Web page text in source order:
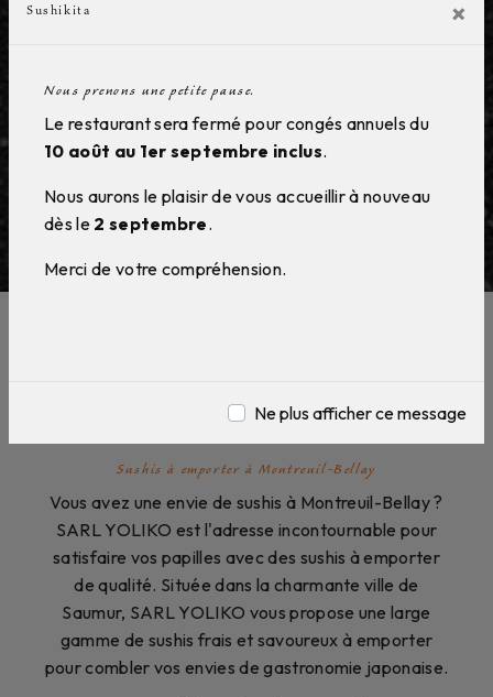
Sushikita ×
Nous prenons une petite pause.
Le restaurant sera fermé pour congés annuels du
10 août au 1er septembre inclus.
Nous aurons le plaisir de vous accueillir à nouveau
dès le 2 septembre.
Merci de votre compréhension.
Ne plus afficher ce message
Montreuil-Bellay
Sushis à emporter à Montreuil-Bellay
Vous avez une envie de sushis à Montreuil-Bellay ?
SARL YOLIKO est l'adresse incontournable pour
satisfaire vos papilles avec des sushis à emporter
de qualité. Située dans la charmante ville de
Saumur, SARL YOLIKO vous propose une large
gamme de sushis frais et savoureux à emporter
pour combler vos envies de gastronomie japonaise.